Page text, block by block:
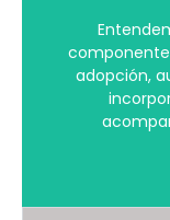
adopción,
adopción,